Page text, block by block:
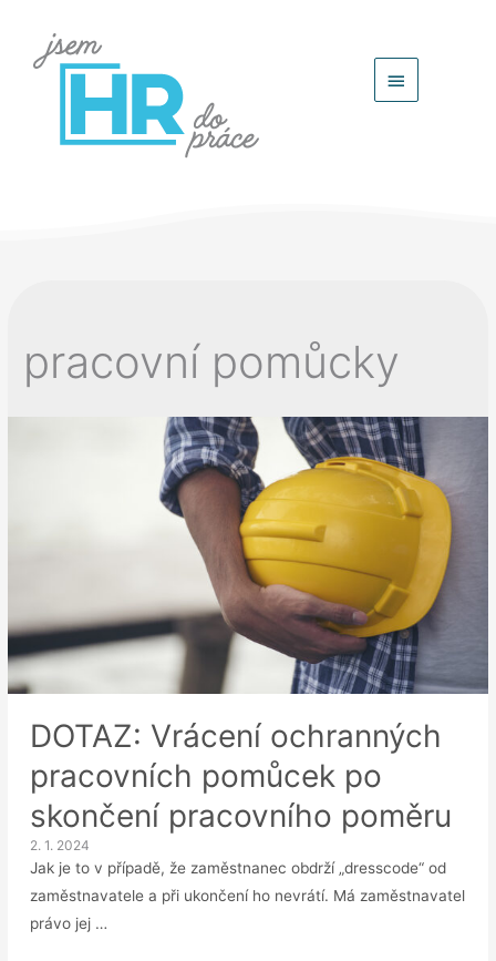
Hlavní
pracovní pomůcky
DOTAZ: Vrácení ochranných
pracovních pomůcek po
skončení pracovního poměru
2. 1. 2024
Jak je to v případě, že zaměstnanec obdrží „dresscode“ od
zaměstnavatele a při ukončení ho nevrátí. Má zaměstnavatel
právo jej …